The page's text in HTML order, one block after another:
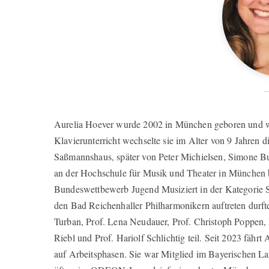
Aurelia Hoever wurde 2002 in München geboren
Klavierunterricht wechselte sie im Alter von 9 Jahren
Saßmannshaus, später von Peter Michielsen, Simone
an der Hochschule für Musik und Theater in
Bundeswettbewerb Jugend Musiziert in der Kategorie
den Bad Reichenhaller Philharmonikern auftreten
Turban, Prof. Lena Neudauer, Prof. Christoph
Riebl und Prof. Hariolf Schlichtig teil. Seit 2023 fährt
auf Arbeitsphasen. Sie war Mitglied im Bayerischen